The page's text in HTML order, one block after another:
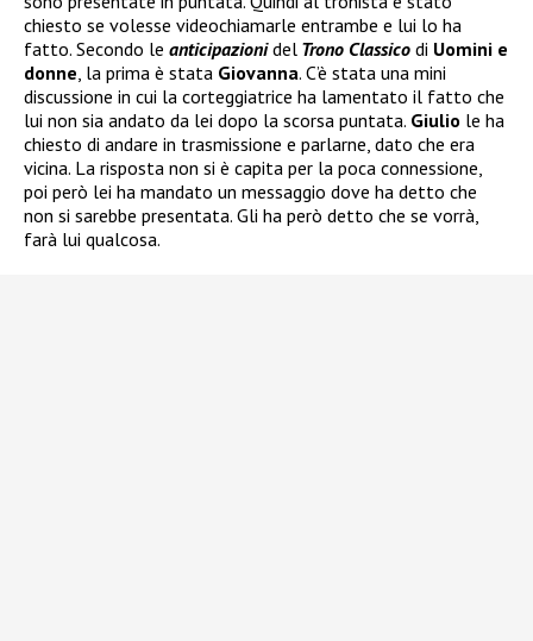
chiesto se volesse videochiamarle entrambe e lui lo ha
fatto. Secondo le anticipazionidel Trono Classico di Uomini e
donne, la prima è stata Giovanna. C’è stata una mini
discussione in cui la corteggiatrice ha lamentato il fatto che
lui non sia andato da lei dopo la scorsa puntata. Giulio le ha
chiesto di andare in trasmissione e parlarne, dato che era
vicina. La risposta non si è capita per la poca connessione,
poi però lei ha mandato un messaggio dove ha detto che
non si sarebbe presentata. Gli ha però detto che se vorrà,
farà lui qualcosa.